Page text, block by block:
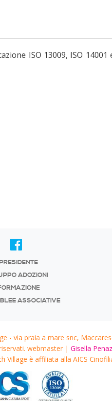
ISO 13009, ISO 14001
ADOZIONI
ASSOCIATIVE
- via praia a mare snc,
webmaster | Gisella
Village è affiliata alla AICS